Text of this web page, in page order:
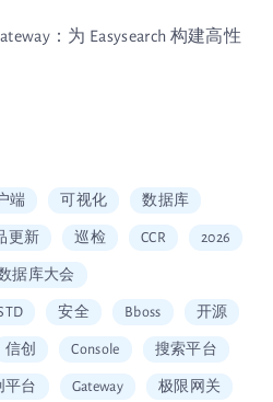
：为 Easysearch 构建高性
端 可视化 数据库
更新 巡检 CCR 2026
据库大会
安全 Bboss 开源
信创 Console 搜索平台
平台 Gateway 极限网关